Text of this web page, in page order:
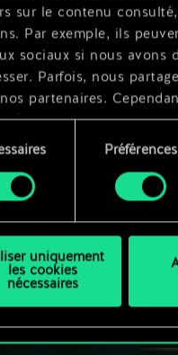
sur le contenu
Par exemple, ils
sociaux si nous avons
Parfois, nous
partenaires.
qu'avec votre
vos préférences
Préférences
uniquement
les cookies
nécessaires